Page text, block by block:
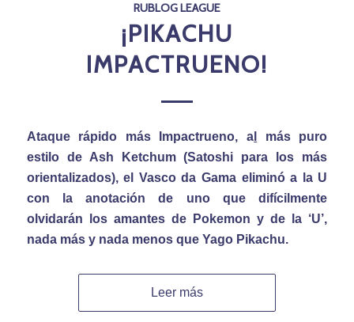
RUBLOG LEAGUE
¡PIKACHU
IMPACTRUENO!
Ataque rápido más Impactrueno, a
más puro
estilo de Ash Ketchum (Satoshi para los más
orientalizados), el Vasco da Gama eliminó a la U
con la anotación de uno que difícilmente
olvidarán los amantes de Pokemon y de la ‘U’,
nada más y nada menos que Yago Pikachu.
Leer más